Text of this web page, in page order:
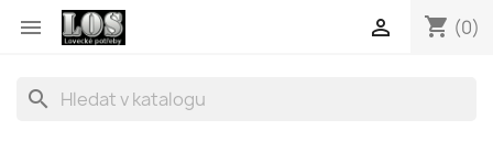
 shopping_cart (0)

search